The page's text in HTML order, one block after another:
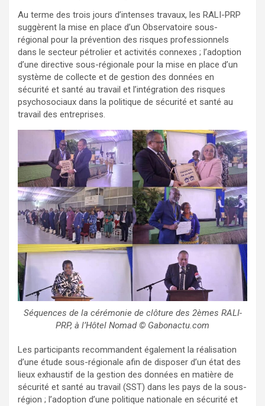
Au terme des trois jours d’intenses travaux, les RALI-PRP
suggèrent la mise en place d’un Observatoire sous-
régional pour la prévention des risques professionnels
dans le secteur pétrolier et activités connexes ; l’adoption
d’une directive sous-régionale pour la mise en place d’un
système de collecte et de gestion des données en
sécurité et santé au travail et l’intégration des risques
psychosociaux dans la politique de sécurité et santé au
travail des entreprises.
Séquences de la cérémonie de clôture des 2èmes RALI-
PRP, à l’Hôtel Nomad © Gabonactu.com
Les participants recommandent également la réalisation
d’une étude sous-régionale afin de disposer d’un état des
lieux exhaustif de la gestion des données en matière de
sécurité et santé au travail (SST) dans les pays de la sous-
région ; l’adoption d’une politique nationale en sécurité et